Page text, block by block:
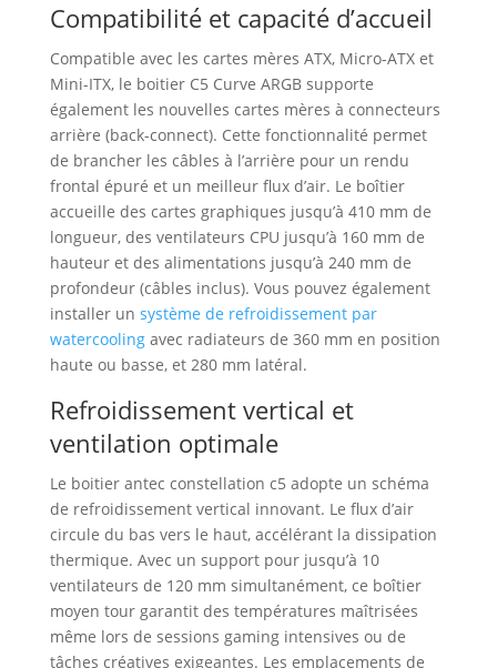
Compatibilité et capacité d’accueil
Compatible avec les cartes mères ATX, Micro-ATX et
Mini-ITX, le boitier C5 Curve ARGB supporte
également les nouvelles cartes mères à connecteurs
arrière (back-connect). Cette fonctionnalité permet
de brancher les câbles à l’arrière pour un rendu
frontal épuré et un meilleur flux d’air. Le boîtier
accueille des cartes graphiques jusqu’à 410 mm de
longueur, des ventilateurs CPU jusqu’à 160 mm de
hauteur et des alimentations jusqu’à 240 mm de
profondeur (câbles inclus). Vous pouvez également
installer un système de refroidissement par
watercoolingavec radiateurs de 360 mm en position
haute ou basse, et 280 mm latéral.
Refroidissement vertical et
ventilation optimale
Le boitier antec constellation c5 adopte un schéma
de refroidissement vertical innovant. Le flux d’air
circule du bas vers le haut, accélérant la dissipation
thermique. Avec un support pour jusqu’à 10
ventilateurs de 120 mm simultanément, ce boîtier
moyen tour garantit des températures maîtrisées
même lors de sessions gaming intensives ou de
tâches créatives exigeantes. Les emplacements de